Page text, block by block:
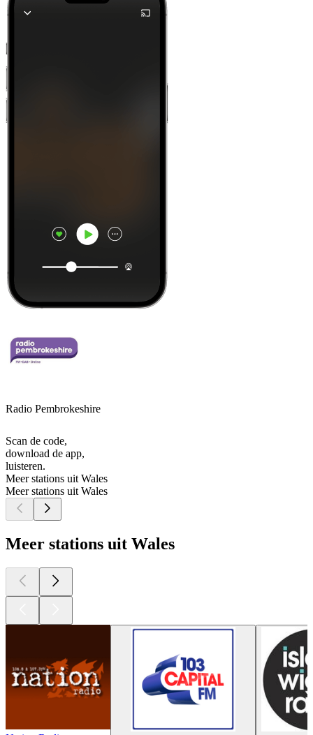
Radio Pembrokeshire
Scan de code,
download de app,
luisteren.
Meer stations uit Wales
Meer stations uit Wales
Meer stations uit Wales